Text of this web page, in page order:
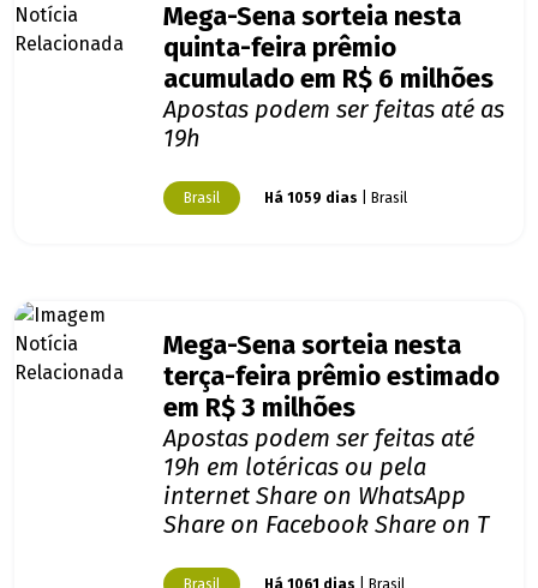
Mega-Sena sorteia nesta
quinta-feira prêmio
acumulado em R$ 6 milhões
Apostas podem ser feitas até as
19h
Brasil Há 1059 dias | Brasil
Mega-Sena sorteia nesta
terça-feira prêmio estimado
em R$ 3 milhões
Apostas podem ser feitas até
19h em lotéricas ou pela
internet Share on WhatsApp
Share on Facebook Share on T
Brasil